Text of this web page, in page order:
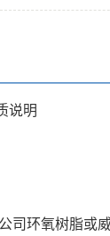
说明
司环氧树脂或